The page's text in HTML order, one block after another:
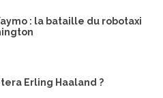
: la bataille du robotaxi
Erling Haaland ?